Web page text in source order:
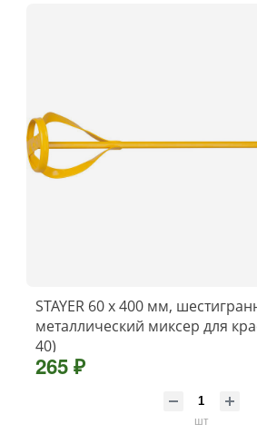
STAYER 60 х 400 мм,
металлический миксер для
40)
265 ₽
шт